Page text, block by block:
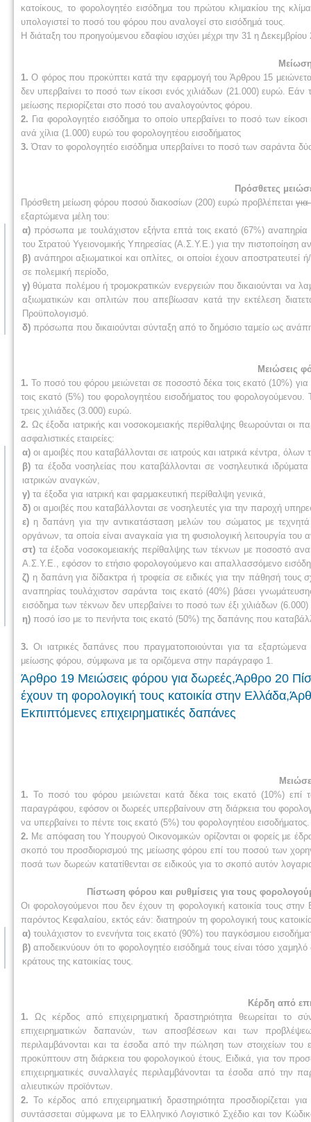
κατοίκους, το φορολογητέο εισόδημα του πρώτου κλιμακίου της
υπολογιστεί το ποσό του φόρου που αναλογεί στο εισόδημά τους.
Η διάταξη του προηγούμενου εδαφίου ισχύει μέχρι την 31 η Δεκεμβρίου
1. Ο φόρος που προκύπτει κατά την εφαρμογή του Άρθρου 15
δεν υπερβαίνει το ποσό των είκοσι ενός χιλιάδων (21.000) ευρώ.
μείωσης περιορίζεται στο ποσό του αναλογούντος φόρου.
2. Για φορολογητέο εισόδημα το οποίο υπερβαίνει το ποσό των
ανά χίλια (1.000) ευρώ του φορολογητέου εισοδήματος
3. Όταν το φορολογητέο εισόδημα υπερβαίνει το ποσό των σαράντα
Πρόσθετες
Πρόσθετη μείωση φόρου ποσού διακοσίων (200) ευρώ προβλέπεται
εξαρτώμενα μέλη του:
α) πρόσωπα με τουλάχιστον εξήντα επτά τοις εκατό (67%)
του Στρατού Υγειονομικής Υπηρεσίας (Α.Σ.Υ.Ε.) για την πιστοποίηση
β) ανάπηροι αξιωματικοί και οπλίτες, οι οποίοι έχουν
σε πολεμική περίοδο,
γ) θύματα πολέμου ή τρομοκρατικών ενεργειών που δικαιούνται να
αξιωματικών και οπλιτών που απεβίωσαν κατά την εκτέλεση
Προϋπολογισμό.
δ) πρόσωπα που δικαιούνται σύνταξη από το δημόσιο ταμείο ως
Μειώσεις
1. Το ποσό του φόρου μειώνεται σε ποσοστό δέκα τοις εκατό (10%)
τοις εκατό (5%) του φορολογητέου εισοδήματος του
τρεις χιλιάδες (3.000) ευρώ.
2. Ως έξοδα ιατρικής και νοσοκομειακής περίθαλψης θεωρούνται
ασφαλιστικές εταιρείες:
α) οι αμοιβές που καταβάλλονται σε ιατρούς και ιατρικά κέντρα, όλων
β) τα έξοδα νοσηλείας που καταβάλλονται σε νοσηλευτικά
ιατρικών αναγκών,
γ) τα έξοδα για ιατρική και φαρμακευτική περίθαλψη γενικά,
δ) οι αμοιβές που καταβάλλονται σε νοσηλευτές για την παροχή
ε) η δαπάνη για την αντικατάσταση μελών του σώματος με
οργάνων, τα ο­ποία είναι αναγκαία για τη φυσιολογική λειτουργία του
στ) τα έξοδα νοσοκομειακής περίθαλψης των τέκνων με ποσοστό
Α.Σ.Υ.Ε., εφόσον το ετήσιο φορολογούμενο και απαλλασσόμενο
ζ) η δαπάνη για δίδακτρα ή τροφεία σε ειδικές για την πάθησή
αναπηρίας τουλάχιστον σαράντα τοις εκατό (40%) βάσει
εισόδημα των τέκνων δεν υπερβαίνει το ποσό των έξι χιλιάδων
η) ποσό ίσο με το πενήντα τοις εκατό (50%) της δαπάνης που
3. Οι ιατρικές δαπάνες που πραγματοποιούνται για τα
μείωσης φόρου, σύμφωνα με τα οριζόμενα στην παράγραφο 1.
Άρθρο 19 Μειώσεις φόρου για δωρεές,Άρθρο 20
έχουν τη φορολογική τους κατοικία στην
Εκπιπτόμενες επιχειρηματικές δαπάνες
1. Το ποσό του φόρου μειώνεται κατά δέκα τοις εκατό (10%)
παραγράφου, εφόσον οι δωρεές υπερβαίνουν στη διάρκεια του
να υπερβαίνει το πέντε τοις εκατό (5%) του φορολογητέου εισοδήματος.
2. Με απόφαση του Υπουργού Οικονομικών ορίζονται οι φορείς με
σκοπό του προσδιορισμού της μείωσης φόρου επί του ποσού των
ποσά των δωρεών κατατίθενται σε ειδικούς για το σκοπό αυτόν
Πίστωση φόρου και ρυθμίσεις για τους
Οι φορολογούμενοι που δεν έχουν τη φορολογική κατοικία τους
παρόντος Κεφαλαίου, εκτός εάν: διατηρούν τη φορολογική τους
α) τουλάχιστον το ενενήντα τοις εκατό (90%) του παγκόσμιου
β)αποδεικνύουν ότι το φορολογητέο εισόδημά τους είναι τόσο
κράτους της κατοικίας τους.
Κέρδη από
1. Ως κέρδος από επιχειρηματική δραστηριότητα θεωρείται το
επιχειρηματικών δαπανών, των αποσβέσεων και των
περιλαμβάνονται και τα έσοδα από την πώληση των στοιχείων του
προκύπτουν στη διάρκεια του φορολογικού έτους. Ειδικά, για τον
επιχειρηματικές συναλλαγές περιλαμβάνονται τα έσοδα από την
αλιευτικών προϊόντων.
2. Το κέρδος από επιχειρηματική δραστηριότητα
συντάσσεται σύμφωνα με το Ελληνικό Λογιστικό Σχέδιο και τον